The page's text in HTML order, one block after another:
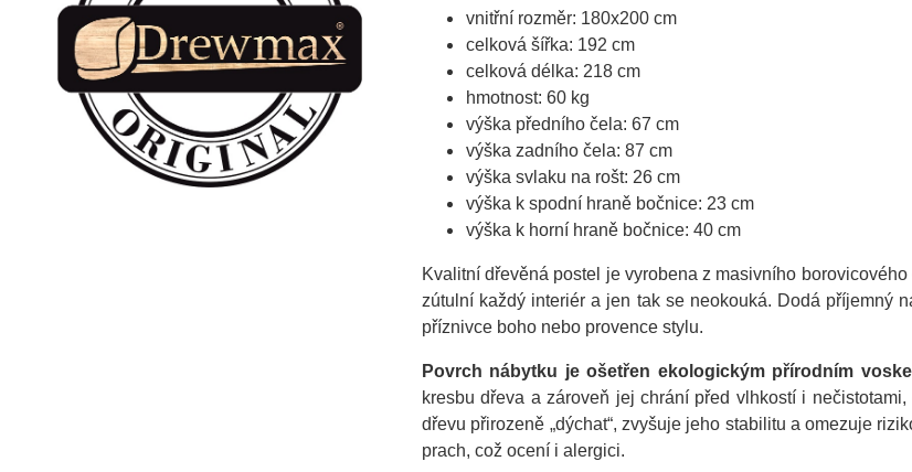
vnitřní rozměr: 180x200 cm
celková šířka: 192 cm
celková délka: 218 cm
hmotnost: 60 kg
výška předního čela: 67 cm
výška zadního čela: 87 cm
výška svlaku na rošt: 26 cm
výška k spodní hraně bočnice: 23 cm
výška k horní hraně bočnice: 40 cm
Kvalitní dřevěná postel je vyrobena z masivního
zútulní každý interiér a jen tak se neokouká. Dodá příjemný
příznivce boho nebo provence stylu.
Povrch nábytku je ošetřen ekologickým přírodním
kresbu dřeva a zároveň jej chrání před vlhkostí i
dřevu přirozeně „dýchat“, zvyšuje jeho stabilitu a omezuje
prach, což ocení i alergici.